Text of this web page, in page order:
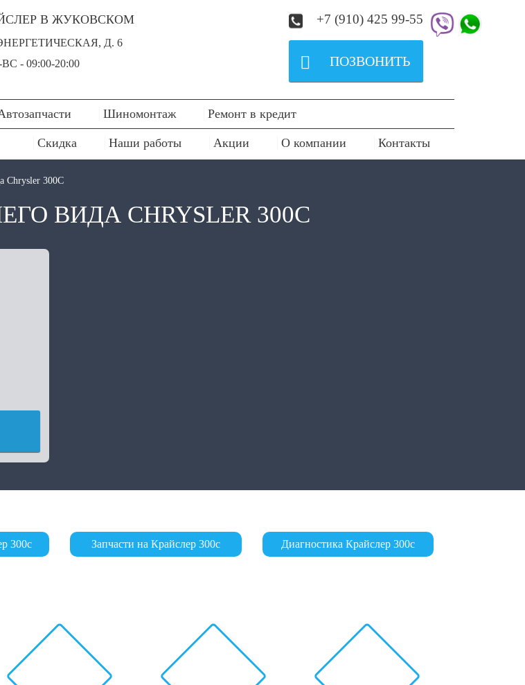
В ЖУКОВСКОМ
Д. 6
- 09:00-20:00
+7 (910) 425 99-55
 ПОЗВОНИТЬ
Шиномонтаж Ремонт в кредит
Скидка Наши работы Акции О компании Контакты
Chrysler 300C
ВИДА CHRYSLER 300C
300с Запчасти на Крайслер 300с Диагностика Крайслер 300с